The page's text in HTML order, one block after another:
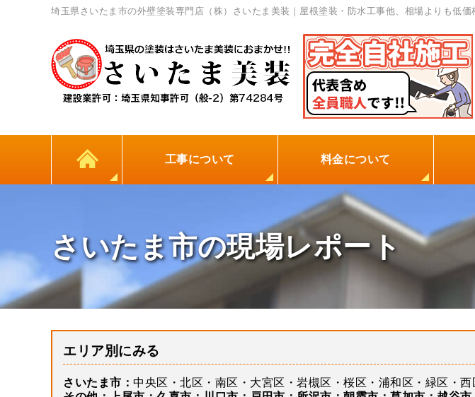
埼玉県さいたま市の外壁塗装専門店（株）さいたま美装｜屋根塗装・防水工事他、相場よりも低
工事について 料金について
地元の塗装屋を選ぶ理由
0円点検
火災保険
保証制度
さいたま市の現場レポート
エリア別にみる
さいたま市 中央区 北区 南区 大宮区 岩槻区 桜区 浦和区 緑区 西